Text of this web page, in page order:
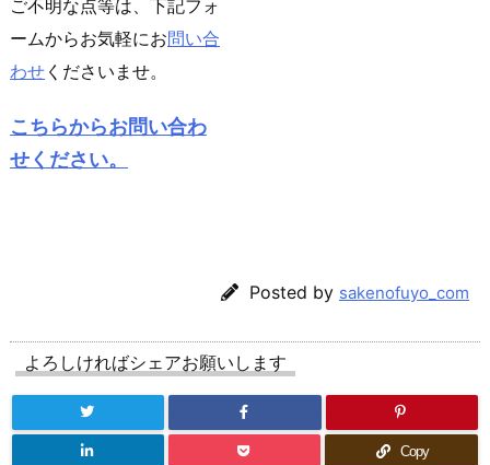
ご不明な点等は、下記フォ
ームからお気軽にお問い合
わせ くださいませ。
こちらからお問い合わ
せください。
Posted by sakenofuyo_com
よろしければシェアお願いします
Copy